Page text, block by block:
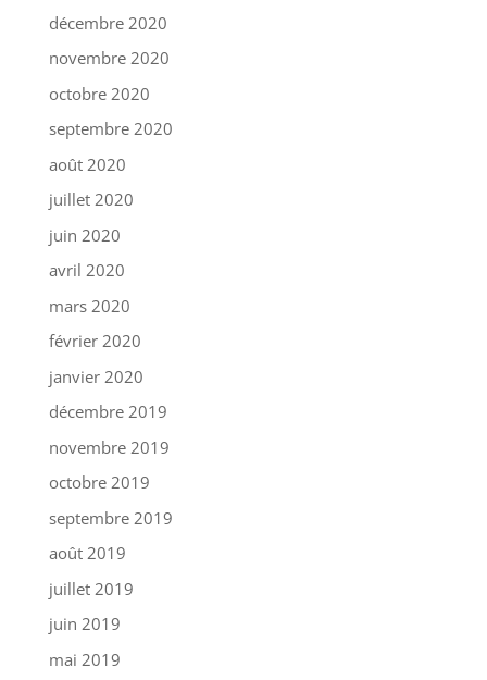
décembre 2020
novembre 2020
octobre 2020
septembre 2020
août 2020
juillet 2020
juin 2020
avril 2020
mars 2020
février 2020
janvier 2020
décembre 2019
novembre 2019
octobre 2019
septembre 2019
août 2019
juillet 2019
juin 2019
mai 2019